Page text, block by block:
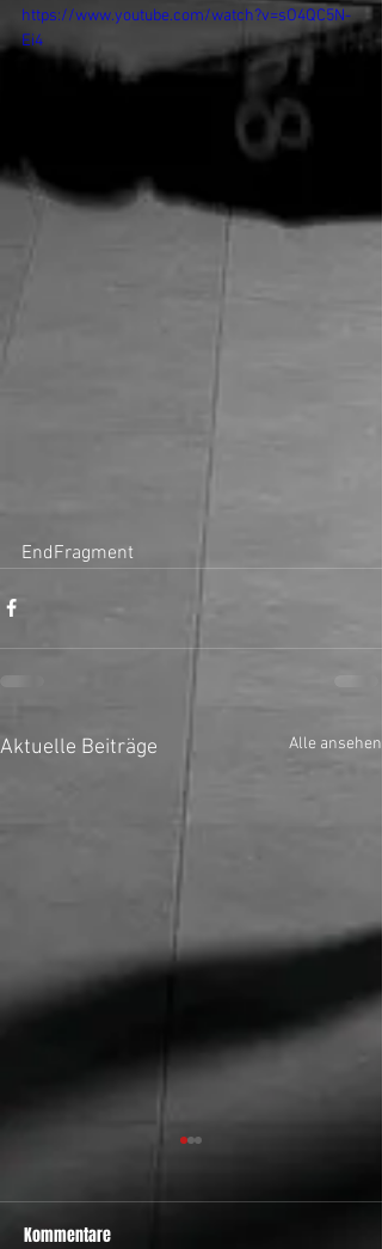
https://www.youtube.com/watch?v=sO4QC5N-
Ei4
EndFragment
Aktuelle Beiträge Alle ansehen
Kommentare